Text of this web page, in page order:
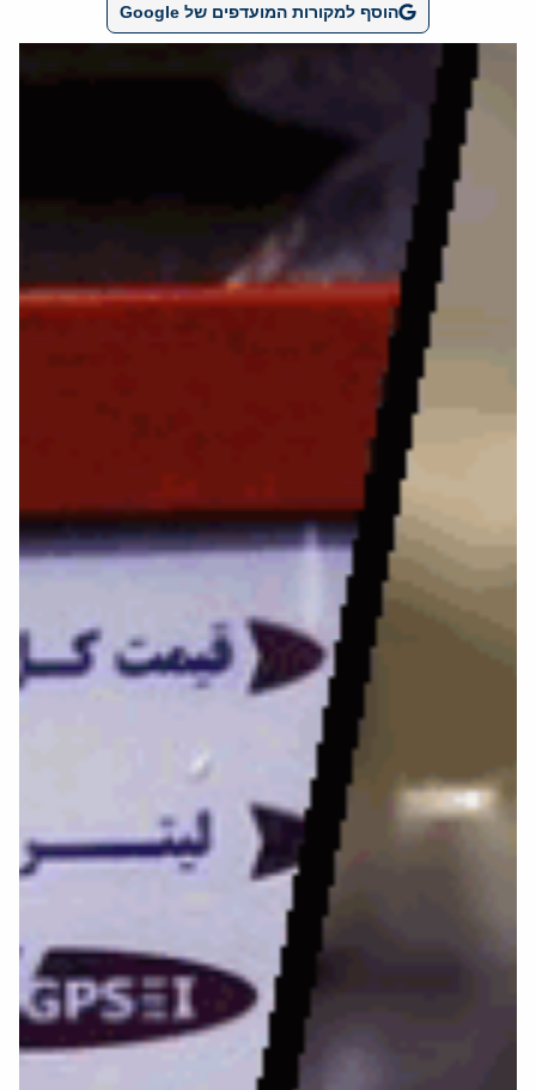
הוסף למקורות המועדפים של Google